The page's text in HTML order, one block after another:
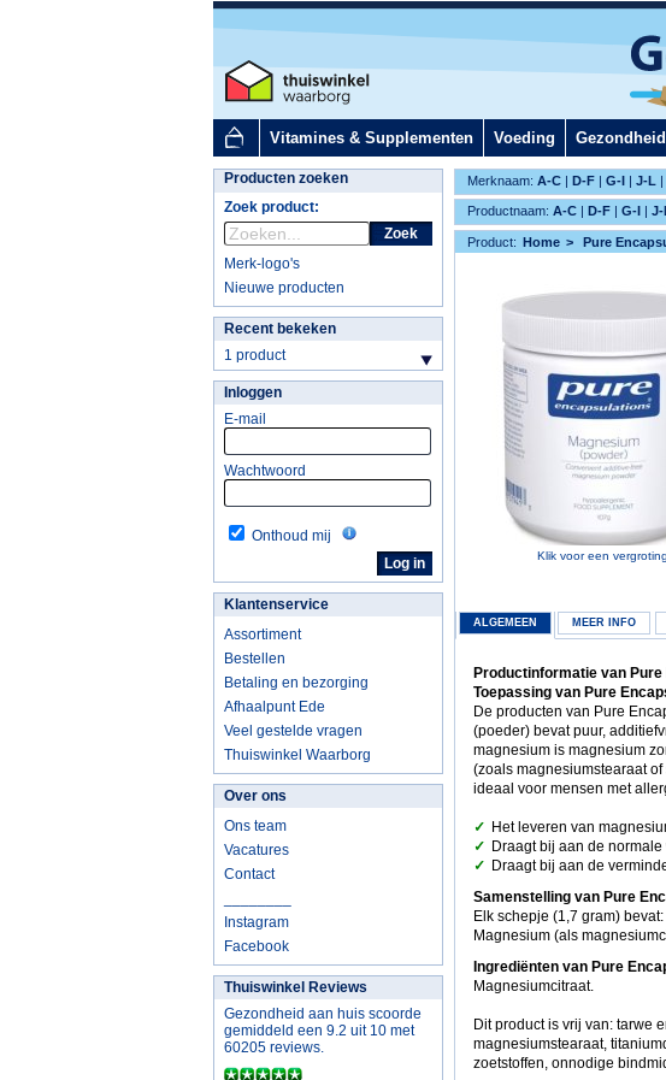
Vitamines & Supplementen Voeding Gezondheid
Merknaam: A-C | D-F | G-I | J-L |
Productnaam: A-C | D-F | G-I | J-
Producten zoeken
Zoek product:
Zoek
Merk-logo's
Nieuwe producten
Recent bekeken
1 product
Inloggen
E-mail
Wachtwoord
Onthoud mij
Klantenservice
Assortiment
Bestellen
Betaling en bezorging
Afhaalpunt Ede
Veel gestelde vragen
Thuiswinkel Waarborg
Over ons
Ons team
Vacatures
Contact
Instagram
Facebook
Thuiswinkel Reviews
Gezondheid aan huis scoorde
gemiddeld een 9.2 uit 10 met
60205 reviews.
Product: Home Pure
Klik voor een vergroting
ALGEMEEN MEER INFO
Productinformatie van
Toepassing van Pure
De producten van Pure
(poeder) bevat puur,
magnesium is magnesium
(zoals magnesiumstearaat
ideaal voor mensen met
✓ Het leveren van
✓ Draagt bij aan de
✓ Draagt bij aan de
Samenstelling van Pure
Elk schepje (1,7 gram) bevat:
Magnesium (als
Ingrediënten van Pure
Magnesiumcitraat.
Dit product is vrij van: tarwe
magnesiumstearaat,
zoetstoffen, onnodige